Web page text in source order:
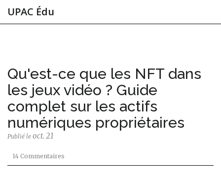
UPAC Édu
Qu'est-ce que les NFT dans
les jeux vidéo ? Guide
complet sur les actifs
numériques propriétaires
Publié le oct. 21
14 Commentaires